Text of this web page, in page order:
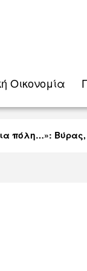
Οικονομία
πόλη…»: Βύρας,